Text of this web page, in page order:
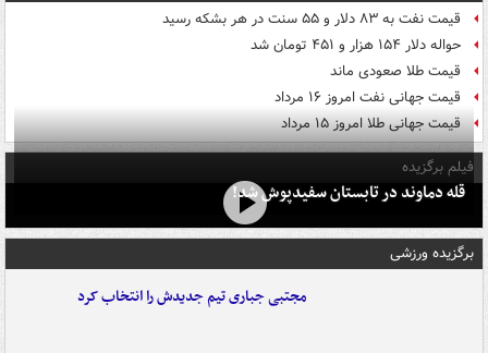
قیمت نفت به ۸۳ دلار و ۵۵ سنت در هر بشکه رسید
حواله دلار ۱۵۴ هزار و ۴۵۱ تومان شد
قیمت طلا صعودی ماند
قیمت جهانی نفت امروز ۱۶ مرداد
قیمت جهانی طلا امروز ۱۵ مرداد
فیلم برگزیده
قله دماوند در تابستان سفیدپوش شد!
برگزیده ورزشی
مجتبی جباری تیم جدیدش را انتخاب کرد